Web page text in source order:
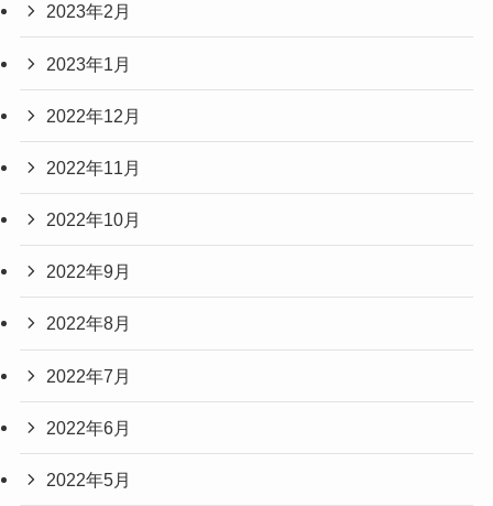
2023年2月
2023年1月
2022年12月
2022年11月
2022年10月
2022年9月
2022年8月
2022年7月
2022年6月
2022年5月